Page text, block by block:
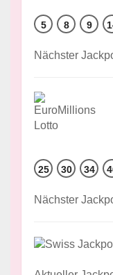
5 8 9
Nächster
25 30 34
Nächster